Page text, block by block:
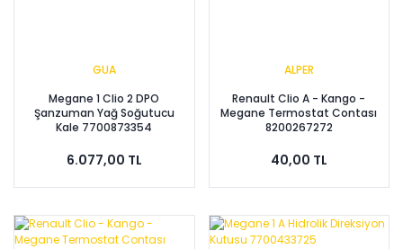
GUA
Megane 1 Clio 2 DPO
Şanzuman Yağ Soğutucu
Kale 7700873354
6.077,00 TL
ALPER
Renault Clio A - Kango -
Megane Termostat Contası
8200267272
40,00 TL